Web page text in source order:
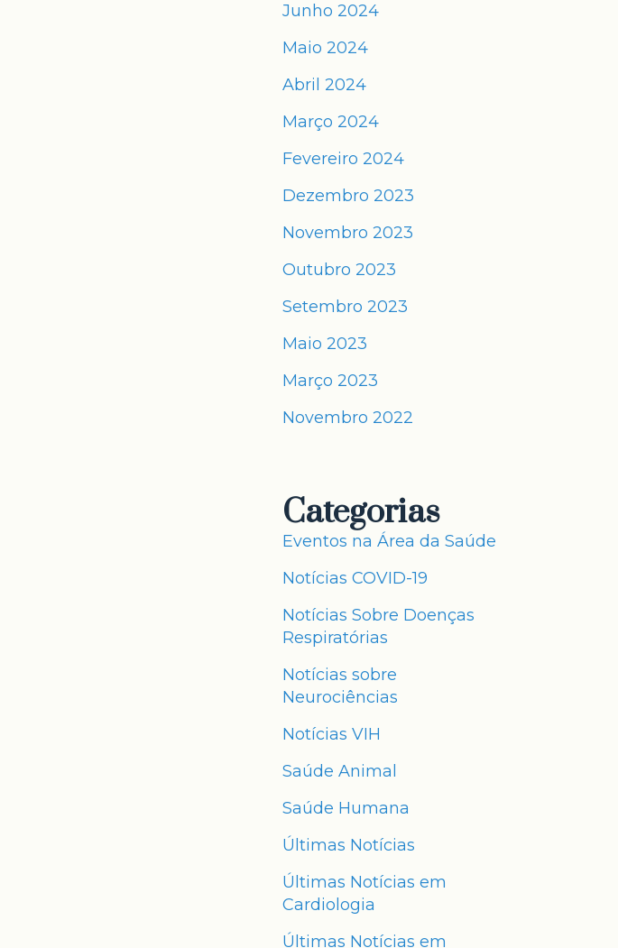
Junho 2024
Maio 2024
Abril 2024
Março 2024
Fevereiro 2024
Dezembro 2023
Novembro 2023
Outubro 2023
Setembro 2023
Maio 2023
Março 2023
Novembro 2022
Categorias
Eventos na Área da Saúde
Notícias COVID-19
Notícias Sobre Doenças
Respiratórias
Notícias sobre
Neurociências
Notícias VIH
Saúde Animal
Saúde Humana
Últimas Notícias
Últimas Notícias em
Cardiologia
Últimas Notícias em